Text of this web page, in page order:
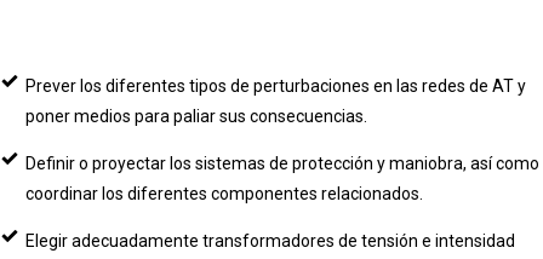
Prever los diferentes tipos de perturbaciones en las redes de AT y
poner medios para paliar sus consecuencias.
Definir o proyectar los sistemas de protección y maniobra, así como
coordinar los diferentes componentes relacionados.
Elegir adecuadamente transformadores de tensión e intensidad